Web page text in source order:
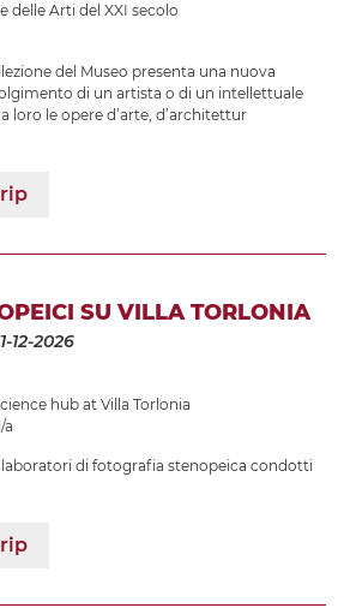
delle Arti del XXI secolo
del Museo presenta una nuova
di un artista o di un intellettuale
loro le opere d’arte, d’architettur
SU VILLA TORLONIA
12-2026
hub at Villa Torlonia
a
di fotografia stenopeica condotti